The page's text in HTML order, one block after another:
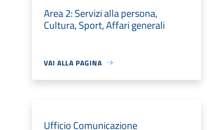
Area 2: Servizi alla persona,
Cultura, Sport, Affari generali
VAI ALLA PAGINA
Ufficio Comunicazione